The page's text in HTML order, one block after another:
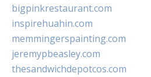
bigpinkrestaurant.com
inspirehuahin.com
memmingerspainting.com
jeremypbeasley.com
thesandwichdepotcos.com